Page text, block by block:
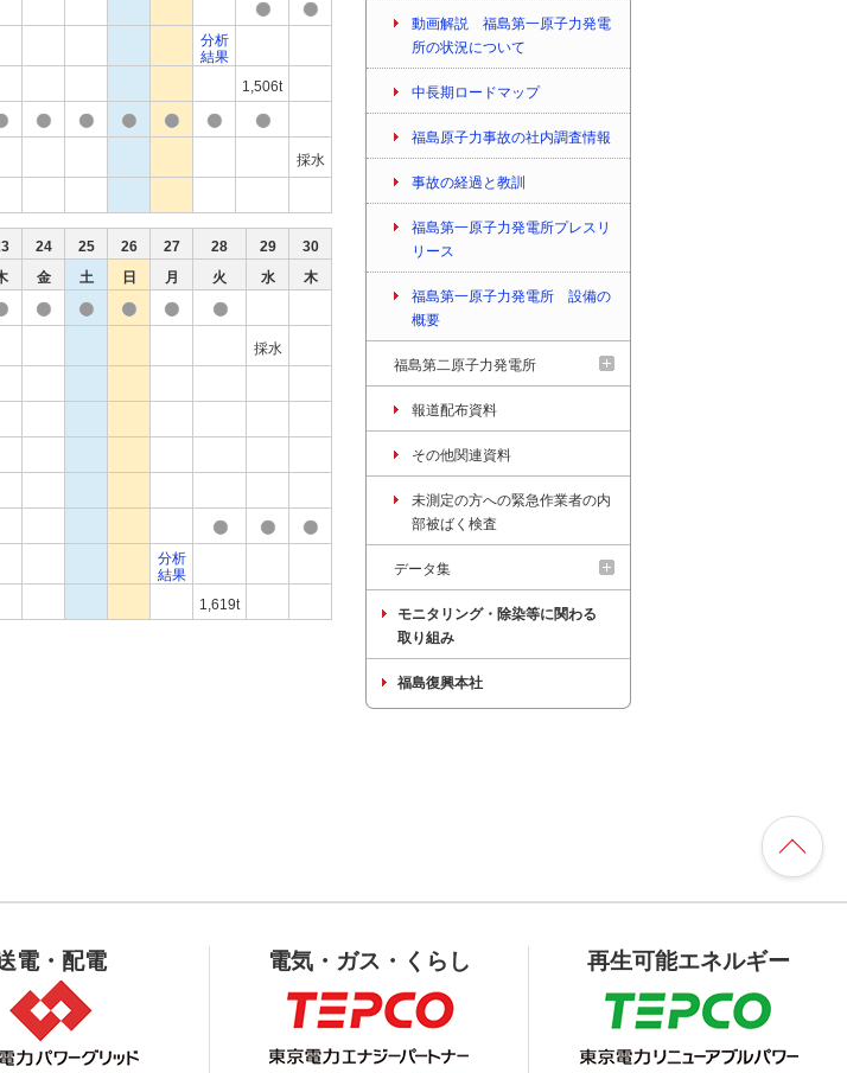
分析
結果
1,506t
採水
24 25 26 27 28 29
30
金 土 日 月 火 水 木
採水
分析
結果
1,619t
動画解説 福島第一原子力発電
所の状況について
中長期ロードマップ
福島原子力事故の社内調査情報
事故の経過と教訓
福島第一原子力発電所プレスリ
リース
福島第一原子力発電所 設備の
概要
福島第二原子力発電所
報道配布資料
その他関連資料
未測定の方への緊急作業者の内
部被ばく検査
データ集
モニタリング・除染等に関わる
取り組み
福島復興本社
電・配電 電気・ガス・くらし 再生可能エネルギー